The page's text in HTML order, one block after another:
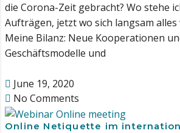
die Corona-Zeit gebracht? Wo stehe
Aufträgen, jetzt wo sich langsam
Meine Bilanz: Neue Kooperationen
Geschäftsmodelle und
June 19, 2020
No Comments
Online Netiquette im